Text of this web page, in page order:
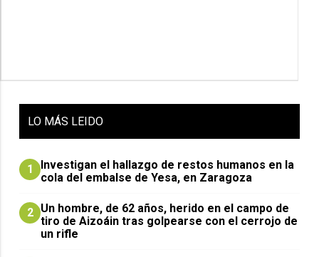
LO MÁS LEIDO
1
Investigan el hallazgo de restos humanos en la
cola del embalse de Yesa, en Zaragoza
2 Un hombre, de 62 años, herido en el campo de
tiro de Aizoáin tras golpearse con el cerrojo de
un rifle